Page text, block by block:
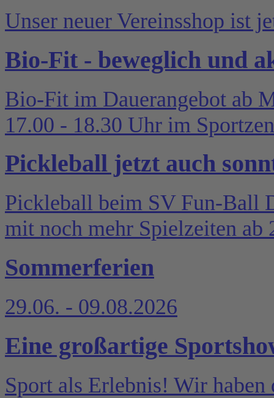
Unser neuer Vereinsshop ist
Bio-Fit - beweglich und
Bio-Fit im Dauerangebot ab
17.00 - 18.30 Uhr im
Pickleball jetzt auch
Pickleball beim SV Fun-Ball
mit noch mehr Spielzeiten ab
Sommerferien
29.06. - 09.08.2026
Eine großartige
Sport als Erlebnis! Wir haben